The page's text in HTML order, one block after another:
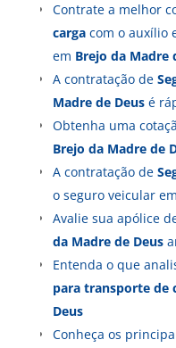
Contrate a melhor
cargacom o auxílio
em Brejo da Madre
A contratação de
Madre de Deusé
Obtenha uma
Brejo da Madre de
A contratação de
o seguro veicular em
Avalie sua apólice
da Madre de Deus
Entenda o que
para transporte de
Deus
Conheça os